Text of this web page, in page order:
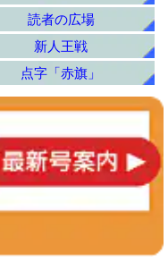
読者の広場
新人王戦
点字「赤旗」